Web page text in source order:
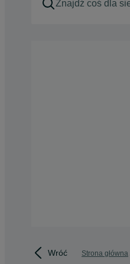
Wróć Strona główna